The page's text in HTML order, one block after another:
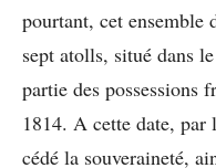
pourtant, cet ensemble
sept atolls, situé dans
partie des possessions
1814. A cette date, par
cédé la souveraineté,